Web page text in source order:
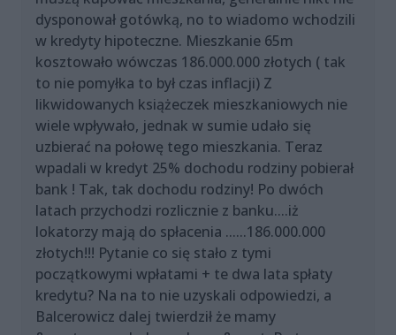
dysponował gotówką, no to wiadomo wchodzili
w kredyty hipoteczne. Mieszkanie 65m
kosztowało wówczas 186.000.000 złotych ( tak
to nie pomyłka to był czas inflacji) Z
likwidowanych książeczek mieszkaniowych nie
wiele wpływało, jednak w sumie udało się
uzbierać na połowę tego mieszkania. Teraz
wpadali w kredyt 25% dochodu rodziny pobierał
bank ! Tak, tak dochodu rodziny! Po dwóch
latach przychodzi rozlicznie z banku....iż
lokatorzy mają do spłacenia ......186.000.000
złotych!!! Pytanie co się stało z tymi
początkowymi wpłatami + te dwa lata spłaty
kredytu? Na na to nie uzyskali odpowiedzi, a
Balcerowicz dalej twierdził że mamy